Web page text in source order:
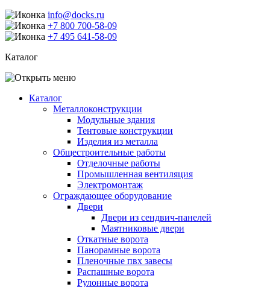
info@docks.ru
+7 800 700-58-09
+7 495 641-58-09
Каталог
Каталог
Металлоконструкции
Модульные здания
Тентовые конструкции
Изделия из металла
Общестроительные работы
Отделочные работы
Промышленная вентиляция
Электромонтаж
Ограждающее оборудование
Двери
Двери из сендвич-панелей
Маятниковые двери
Откатные ворота
Панорамные ворота
Пленочные пвх завесы
Распашные ворота
Рулонные ворота